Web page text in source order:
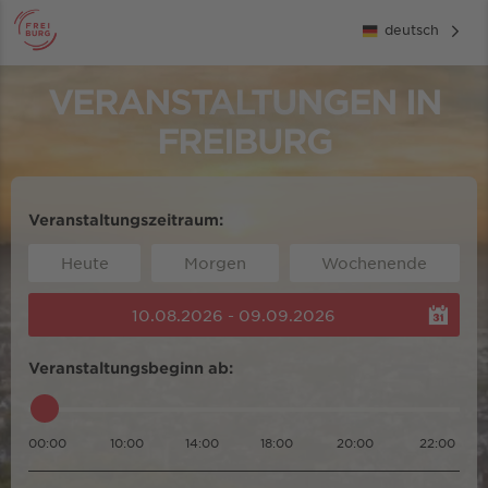
deutsch
VERANSTALTUNGEN IN
FREIBURG
Veranstaltungszeitraum:
Heute Morgen Wochenende
10.08.2026 - 09.09.2026
Veranstaltungsbeginn ab:
00:00 10:00 14:00 18:00 20:00 22:00